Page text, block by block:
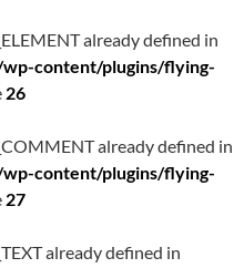
already defined in
content/plugins/flying-
26
already defined in
content/plugins/flying-
27
already defined in